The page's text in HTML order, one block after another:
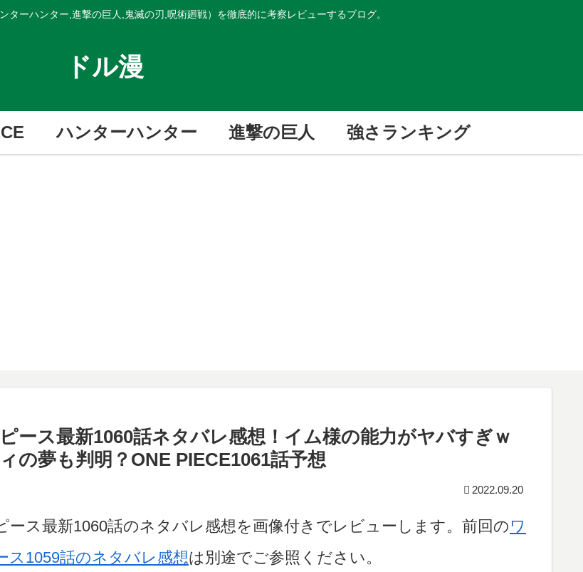
ターハンター,進撃の巨人,鬼滅の刃,呪術廻戦）を徹底的に考察レビューするブログ。
ドル漫
ハンターハンター 進撃の巨人 強さランキング
ース最新1060話ネタバレ感想！イム様の能力がヤバすぎｗ
の夢も判明？ONE PIECE1061話予想
2022.09.20
ース最新1060話のネタバレ感想を画像付きでレビューします。前回のワ
ス1059話のネタバレ感想は別途でご参照ください。